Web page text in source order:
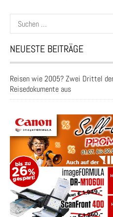
Suchen
nach:
NEUESTE BEITRÄGE
Reisen wie 2005? Zwei Drittel
Reisedokumente aus